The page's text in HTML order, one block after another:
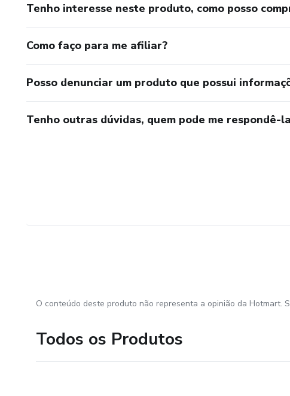
Tenho interesse neste produto, como posso
Como faço para me afiliar?
Posso denunciar um produto que possui
Tenho outras dúvidas, quem pode me respondê-
O conteúdo deste produto não representa a opinião da Hotmart.
Todos os Produtos